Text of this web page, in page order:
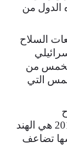
الدول من
السلاح
الخمس من
التي
الإسرائيلي في المدة من 2014 - 2018 هي الهند
تضاعف